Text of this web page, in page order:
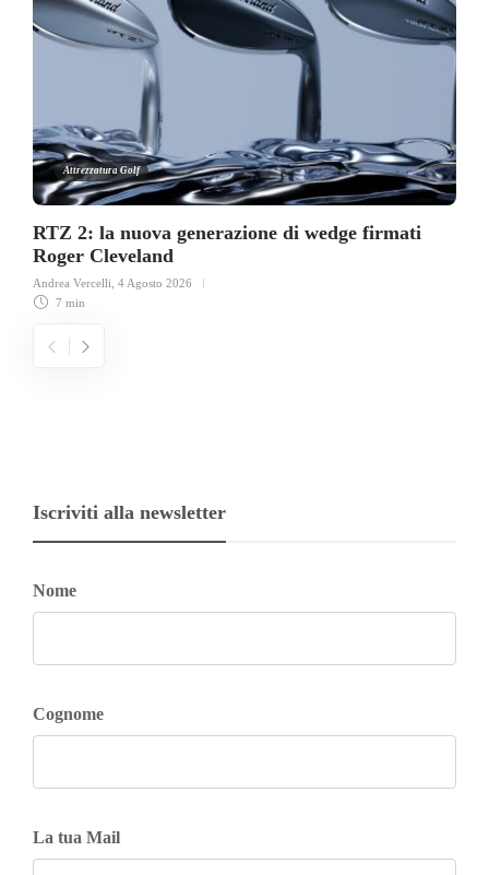
Attrezzatura Golf
RTZ 2: la nuova generazione di wedge firmati
Roger Cleveland
Andrea Vercelli 4 Agosto 2026
7 min
Iscriviti alla newsletter
Nome
Cognome
La tua Mail